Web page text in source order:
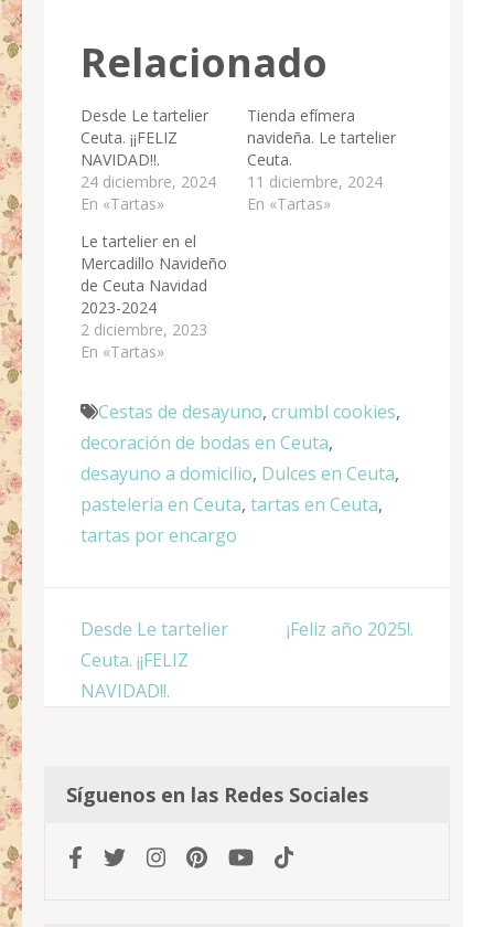
Relacionado
Desde Le tartelier
Ceuta. ¡¡FELIZ
NAVIDAD!!.
24 diciembre, 2024
En «Tartas»
Tienda efímera
navideña. Le tartelier
Ceuta.
11 diciembre, 2024
En «Tartas»
Le tartelier en el
Mercadillo Navideño
de Ceuta Navidad
2023-2024
2 diciembre, 2023
En «Tartas»
Cestas de desayuno, crumbl cookies,
decoración de bodas en Ceuta,
desayuno a domicilio, Dulces en Ceuta,
pasteleria en Ceuta, tartas en Ceuta,
tartas por encargo
Navegación
de
entradas
Desde Le tartelier
Ceuta. ¡¡FELIZ
NAVIDAD!!.
¡Feliz año 2025!.
Síguenos en las Redes Sociales